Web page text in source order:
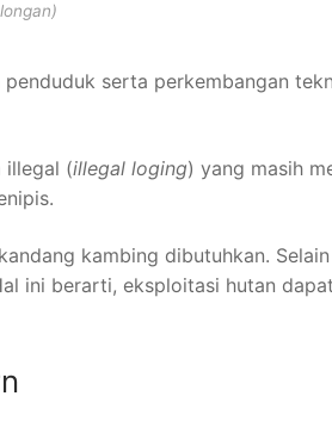
serta perkembangan
illegal (illegal loging) yang masih
kambing dibutuhkan.
ini berarti, eksploitasi hutan